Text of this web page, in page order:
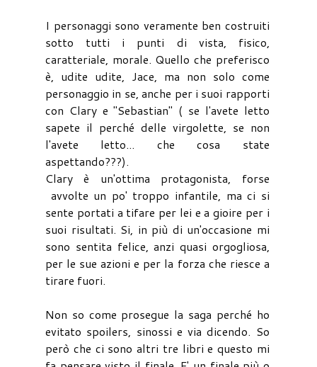
I personaggi sono veramente ben costruiti
sotto tutti i punti di vista, fisico,
caratteriale, morale. Quello che preferisco
è, udite udite, Jace, ma non solo come
personaggio in se, anche per i suoi rapporti
con Clary e "Sebastian" ( se l'avete letto
sapete il perché delle virgolette, se non
l'avete letto... che cosa state
aspettando???).
Clary è un'ottima protagonista, forse
avvolte un po' troppo infantile, ma ci si
sente portati a tifare per lei e a gioire per i
suoi risultati. Si, in più di un'occasione mi
sono sentita felice, anzi quasi orgogliosa,
per le sue azioni e per la forza che riesce a
tirare fuori.
Non so come prosegue la saga perché ho
evitato spoilers, sinossi e via dicendo. So
però che ci sono altri tre libri e questo mi